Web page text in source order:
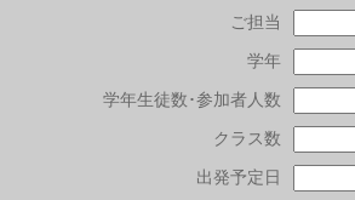
ご担当
学年
学年生徒数･参加者人数
クラス数
出発予定日